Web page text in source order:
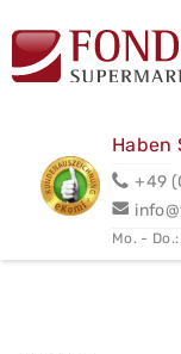
Haben
+49
Mo. -